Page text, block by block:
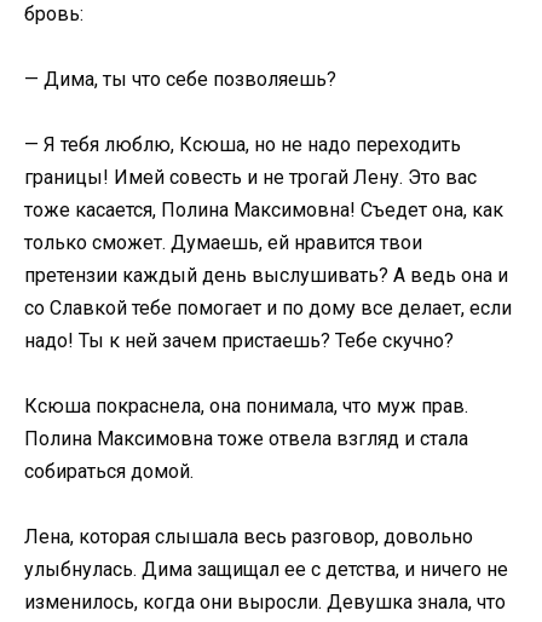
бровь:
— Дима, ты что себе позволяешь?
— Я тебя люблю, Ксюша, но не надо переходить
границы! Имей совесть и не трогай Лену. Это вас
тоже касается, Полина Максимовна! Съедет она, как
только сможет. Думаешь, ей нравится твои
претензии каждый день выслушивать? А ведь она и
со Славкой тебе помогает и по дому все делает, если
надо! Ты к ней зачем пристаешь? Тебе скучно?
Ксюша покраснела, она понимала, что муж прав.
Полина Максимовна тоже отвела взгляд и стала
собираться домой.
Лена, которая слышала весь разговор, довольно
улыбнулась. Дима защищал ее с детства, и ничего не
изменилось, когда они выросли. Девушка знала, что